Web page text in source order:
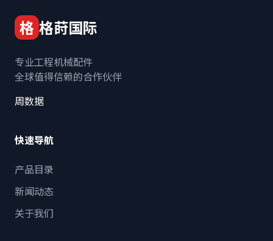
格 格莳国际
专业工程机械配件
全球值得信赖的合作伙伴
周数据
快速导航
产品目录
新闻动态
关于我们